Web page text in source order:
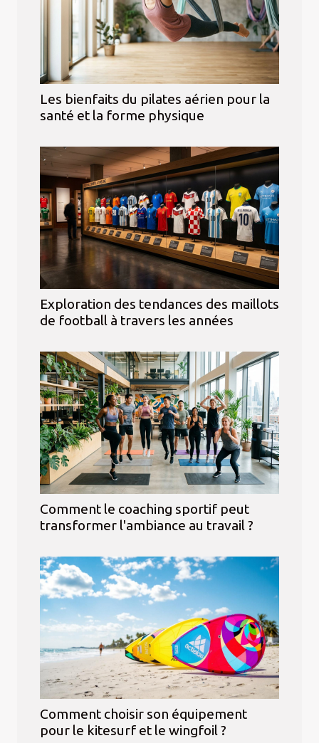
Les bienfaits du pilates aérien pour la
santé et la forme physique
Exploration des tendances des maillots
de football à travers les années
Comment le coaching sportif peut
transformer l'ambiance au travail ?
Comment choisir son équipement
pour le kitesurf et le wingfoil ?